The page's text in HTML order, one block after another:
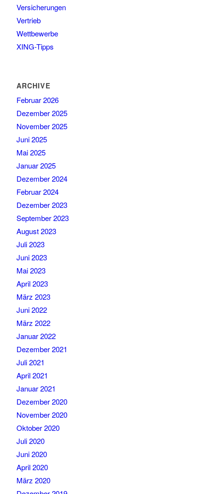
Versicherungen
Vertrieb
Wettbewerbe
XING-Tipps
ARCHIVE
Februar 2026
Dezember 2025
November 2025
Juni 2025
Mai 2025
Januar 2025
Dezember 2024
Februar 2024
Dezember 2023
September 2023
August 2023
Juli 2023
Juni 2023
Mai 2023
April 2023
März 2023
Juni 2022
März 2022
Januar 2022
Dezember 2021
Juli 2021
April 2021
Januar 2021
Dezember 2020
November 2020
Oktober 2020
Juli 2020
Juni 2020
April 2020
März 2020